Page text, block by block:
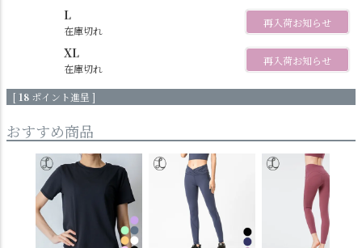
L
在庫切れ
再入荷お知らせ
XL
在庫切れ
再入荷お知らせ
[18 ポイント進呈 ]
おすすめ商品